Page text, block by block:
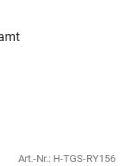
Art.-Nr.: H-TGS-RY156